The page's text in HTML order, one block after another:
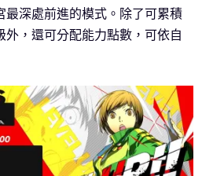
最深處前進的模式。除了可累積
外，還可分配能力點數，可依自